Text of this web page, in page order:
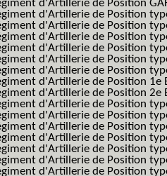
d'Artillerie de Position
d'Artillerie de Position
d'Artillerie de Position
d'Artillerie de Position
d'Artillerie de Position
d'Artillerie de Position
d'Artillerie de Position
d'Artillerie de Position 1e
d'Artillerie de Position 2e
d'Artillerie de Position
d'Artillerie de Position
d'Artillerie de Position
d'Artillerie de Position
d'Artillerie de Position
d'Artillerie de Position
d'Artillerie de Position